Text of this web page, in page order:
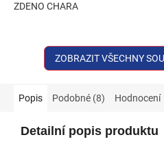
ZDENO CHARA
ZOBRAZIT VŠECHNY
Popis Podobné (8) Hodnocení
Detailní popis produktu